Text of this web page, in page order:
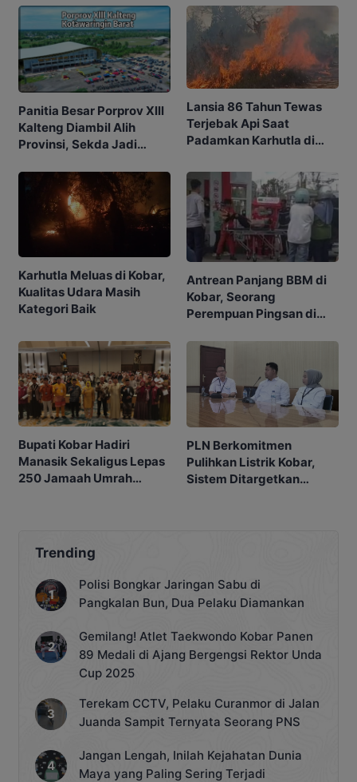
Panitia Besar Porprov Xlll
Kalteng Diambil Alih
Provinsi, Sekda Jadi
Lansia 86 Tahun Tewas
Terjebak Api Saat
Padamkan Karhutla di
Karhutla Meluas di Kobar,
Kualitas Udara Masih
Kategori Baik
Antrean Panjang BBM di
Kobar, Seorang
Perempuan Pingsan di
Bupati Kobar Hadiri
Manasik Sekaligus Lepas
250 Jamaah Umrah
PLN Berkomitmen
Pulihkan Listrik Kobar,
Sistem Ditargetkan
Trending
Polisi Bongkar Jaringan Sabu di
Pangkalan Bun, Dua Pelaku Diamankan
Gemilang! Atlet Taekwondo Kobar Panen
89 Medali di Ajang Bergengsi Rektor Unda
Cup 2025
Terekam CCTV, Pelaku Curanmor di Jalan
Juanda Sampit Ternyata Seorang PNS
Jangan Lengah, Inilah Kejahatan Dunia
Maya yang Paling Sering Terjadi